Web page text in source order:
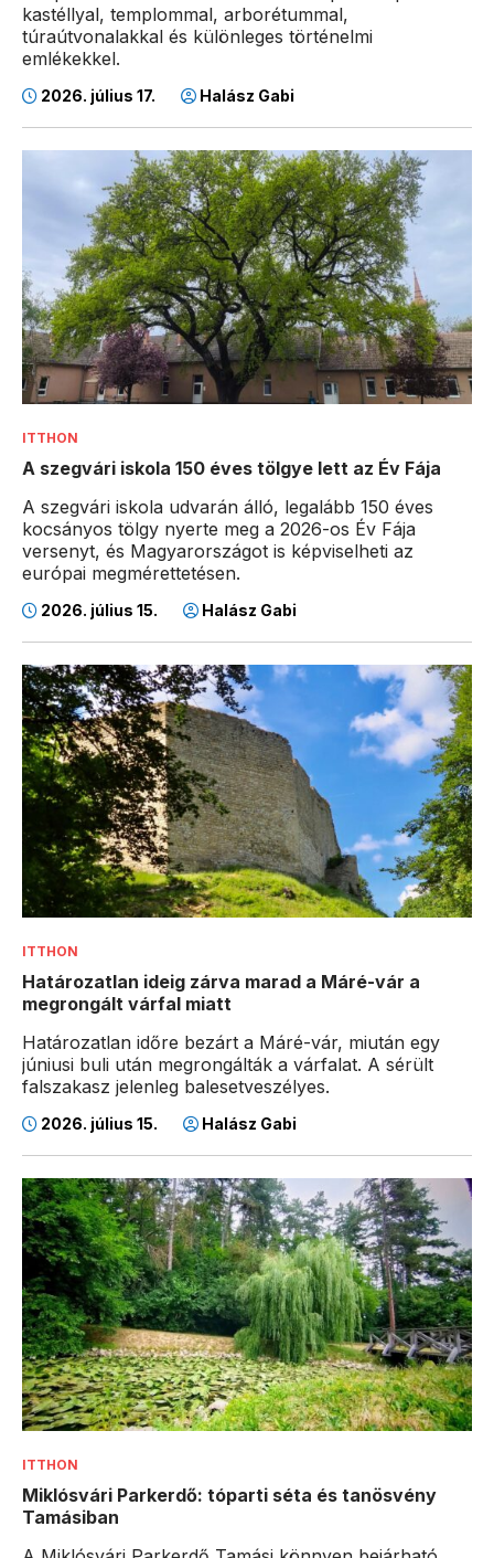
kastéllyal, templommal, arborétummal,
túraútvonalakkal és különleges történelmi
emlékekkel.
2026. július 17. Halász Gabi
ITTHON
A szegvári iskola 150 éves tölgye lett az Év Fája
A szegvári iskola udvarán álló, legalább 150 éves
kocsányos tölgy nyerte meg a 2026-os Év Fája
versenyt, és Magyarországot is képviselheti az
európai megmérettetésen.
2026. július 15. Halász Gabi
ITTHON
Határozatlan ideig zárva marad a Máré-vár a
megrongált várfal miatt
Határozatlan időre bezárt a Máré-vár, miután egy
júniusi buli után megrongálták a várfalat. A sérült
falszakasz jelenleg balesetveszélyes.
2026. július 15. Halász Gabi
ITTHON
Miklósvári Parkerdő: tóparti séta és tanösvény
Tamásiban